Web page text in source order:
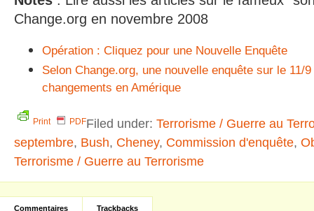
Change.org en novembre 2008
Opération : Cliquez pour une Nouvelle Enquête
Selon Change.org, une nouvelle enquête sur le 11/
changements en Amérique
Print PDFFiled under: Terrorisme / Guerre au
septembre, Bush, Cheney, Commission d'enquête,
Terrorisme / Guerre au Terrorisme
Commentaires Trackbacks